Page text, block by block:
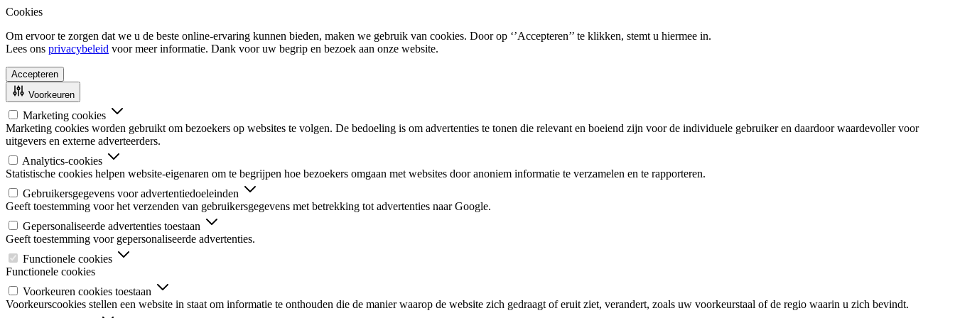
Cookies
Om ervoor te zorgen dat we u de beste online-ervaring kunnen bieden, maken we gebruik van cookies. Door op ‘’Accepteren’’ te klikken, stemt u hiermee in.
Lees ons privacybeleid voor meer informatie. Dank voor uw begrip en bezoek aan onze website.
Accepteren
Voorkeuren
Marketing cookies
Marketing cookies worden gebruikt om bezoekers op websites te volgen. De bedoeling is om advertenties te tonen die relevant en boeiend zijn voor de individuele gebruiker en daardoor waardevoller voor
uitgevers en externe adverteerders.
Analytics-cookies
Statistische cookies helpen website-eigenaren om te begrijpen hoe bezoekers omgaan met websites door anoniem informatie te verzamelen en te rapporteren.
Gebruikersgegevens voor advertentiedoeleinden
Geeft toestemming voor het verzenden van gebruikersgegevens met betrekking tot advertenties naar Google.
Gepersonaliseerde advertenties toestaan
Geeft toestemming voor gepersonaliseerde advertenties.
Functionele cookies
Functionele cookies
Voorkeuren cookies toestaan
Voorkeurscookies stellen een website in staat om informatie te onthouden die de manier waarop de website zich gedraagt of eruit ziet, verandert, zoals uw voorkeurstaal of de regio waarin u zich bevindt.